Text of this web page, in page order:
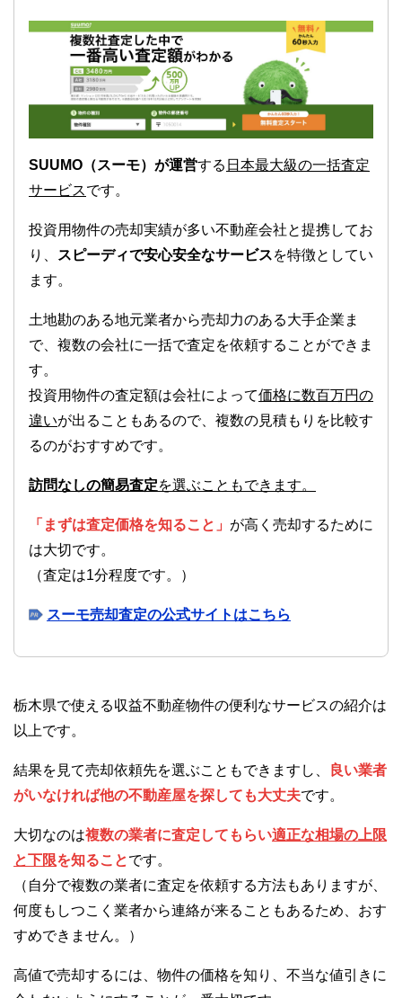
SUUMO（スーモ）が運営する 日本最大級の一括査定
サービスです。
投資用物件の売却実績が多い不動産会社と提携してお
り、
スピーディで安心安全なサービスを特徴としてい
ます。
土地勘のある地元業者から売却力のある大手企業ま
で、複数の会社に一括で査定を依頼することができま
す。
投資用物件の査定額は会社によって価格に数百万円の
違いが出ることもあるので、複数の見積もりを比較す
るのがおすすめです。
訪問なしの簡易査定を選ぶこともできます。
「まずは査定価格を知ること」 が高く売却するために
は大切です。
（査定は1分程度です。）
スーモ売却査定の公式サイトはこちら
栃木県で使える収益不動産物件の便利なサービスの紹介は
以上です。
結果を見て売却依頼先を選ぶこともできますし、
良い業者
がいなければ他の不動産屋を探しても大丈夫です。
大切なのは複数の業者に査定してもらい適正な相場の上限
と下限を知ることです。
（自分で複数の業者に査定を依頼する方法もありますが、
何度もしつこく業者から連絡が来ることもあるため、おす
すめできません。）
高値で売却するには、物件の価格を知り、不当な値引きに